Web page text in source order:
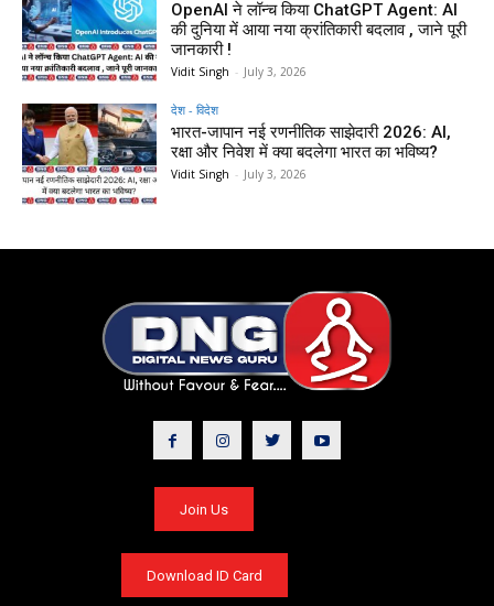
OpenAI ने लॉन्च किया ChatGPT Agent: AI
की दुनिया में आया नया क्रांतिकारी बदलाव , जाने पूरी
जानकारी !
Vidit Singh - July 3, 2026
देश - विदेश
भारत-जापान नई रणनीतिक साझेदारी 2026: AI,
रक्षा और निवेश में क्या बदलेगा भारत का भविष्य?
Vidit Singh - July 3, 2026
Join Us
Download ID Card